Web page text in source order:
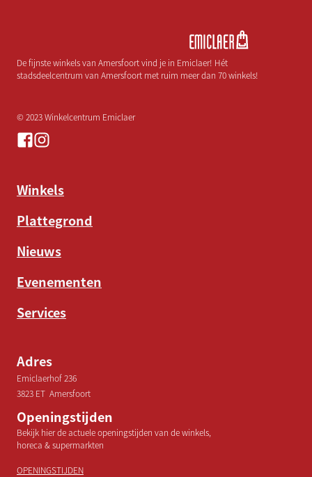
De fijnste winkels van Amersfoort vind je in Emiclaer! Hét
stadsdeelcentrum van Amersfoort met ruim meer dan 70 winkels!
© 2023 Winkelcentrum Emiclaer
Winkels
Plattegrond
Nieuws
Evenementen
Services
Adres
Emiclaerhof 236
3823 ET Amersfoort
Openingstijden
Bekijk hier de actuele openingstijden van de winkels,
horeca & supermarkten
OPENINGSTIJDEN